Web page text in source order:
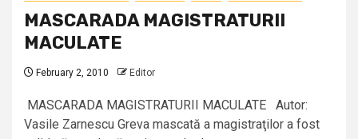
MASCARADA MAGISTRATURII
MACULATE
February 2, 2010 Editor
MASCARADA MAGISTRATURII MACULATE Autor:
Vasile Zarnescu Greva mascată a magistraţilor a fost